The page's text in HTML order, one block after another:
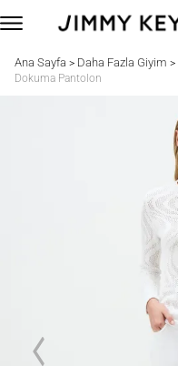
Ana Sayfa > Daha Fazla Giyim >
Dokuma Pantolon